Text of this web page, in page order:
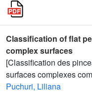
Classification of flat
complex surfaces
[Classification des
surfaces complexes
Puchuri, Liliana